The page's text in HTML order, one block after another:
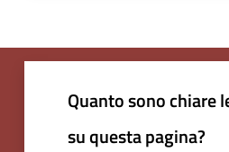
Quanto sono chiare
su questa pagina?